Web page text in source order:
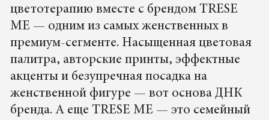
цветотерапию вместе с брендом TRESE
ME — одним из самых женственных в
премиум-cегменте. Насыщенная цветовая
палитра, авторские принты, эффектные
акценты и безупречная посадка на
женственной фигуре — вот основа ДНК
бренда. А еще TRESE ME — это семейный